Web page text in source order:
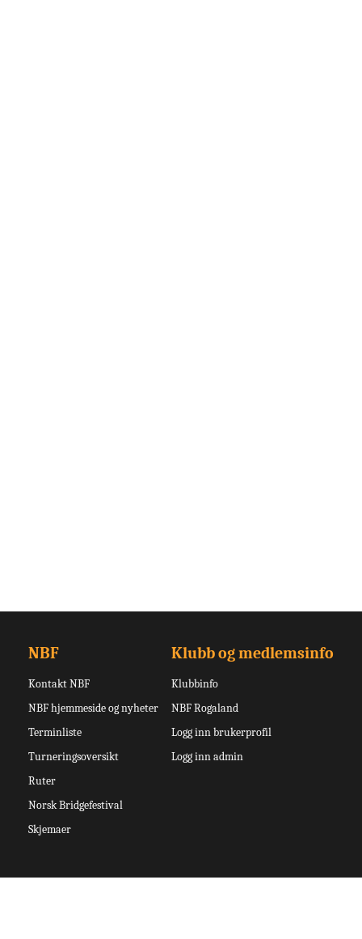
NBF
Kontakt NBF
NBF hjemmeside og nyheter
Terminliste
Turneringsoversikt
Ruter
Norsk Bridgefestival
Skjemaer
Klubb og medlemsinfo
Klubbinfo
NBF Rogaland
Logg inn brukerprofil
Logg inn admin